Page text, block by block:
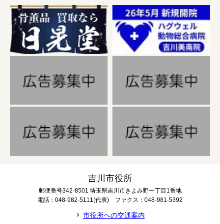
吉川市役所
郵便番号342-8501 埼玉県吉川市きよみ野一丁目1番地
電話：048-982-5111(代表) ファクス：048-981-5392
市役所への交通案内